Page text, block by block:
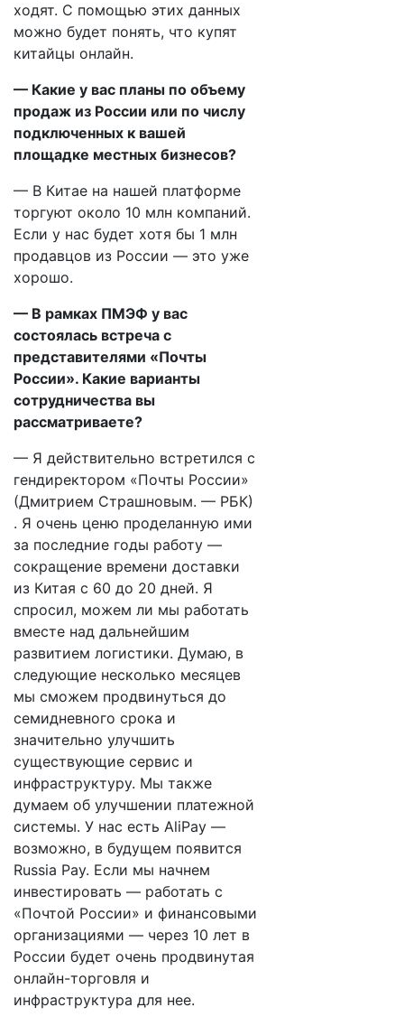
ходят. С помощью этих данных
можно будет понять, что купят
китайцы онлайн.
— Какие у вас планы по объему
продаж из России или по числу
подключенных к вашей
площадке местных бизнесов?
— В Китае на нашей платформе
торгуют около 10 млн компаний.
Если у нас будет хотя бы 1 млн
продавцов из России — это уже
хорошо.
— В рамках ПМЭФ у вас
состоялась встреча с
представителями «Почты
России». Какие варианты
сотрудничества вы
рассматриваете?
— Я действительно встретился с
гендиректором «Почты России»
(Дмитрием Страшновым. — РБК)
. Я очень ценю проделанную ими
за последние годы работу —
сокращение времени доставки
из Китая с 60 до 20 дней. Я
спросил, можем ли мы работать
вместе над дальнейшим
развитием логистики. Думаю, в
следующие несколько месяцев
мы сможем продвинуться до
семидневного срока и
значительно улучшить
существующие сервис и
инфраструктуру. Мы также
думаем об улучшении платежной
системы. У нас есть AliPay —
возможно, в будущем появится
Russia Pay. Если мы начнем
инвестировать — работать с
«Почтой России» и финансовыми
организациями — через 10 лет в
России будет очень продвинутая
онлайн-торговля и
инфраструктура для нее.